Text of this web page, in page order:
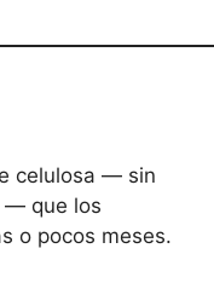
celulosa — sin
— que los
o pocos meses.